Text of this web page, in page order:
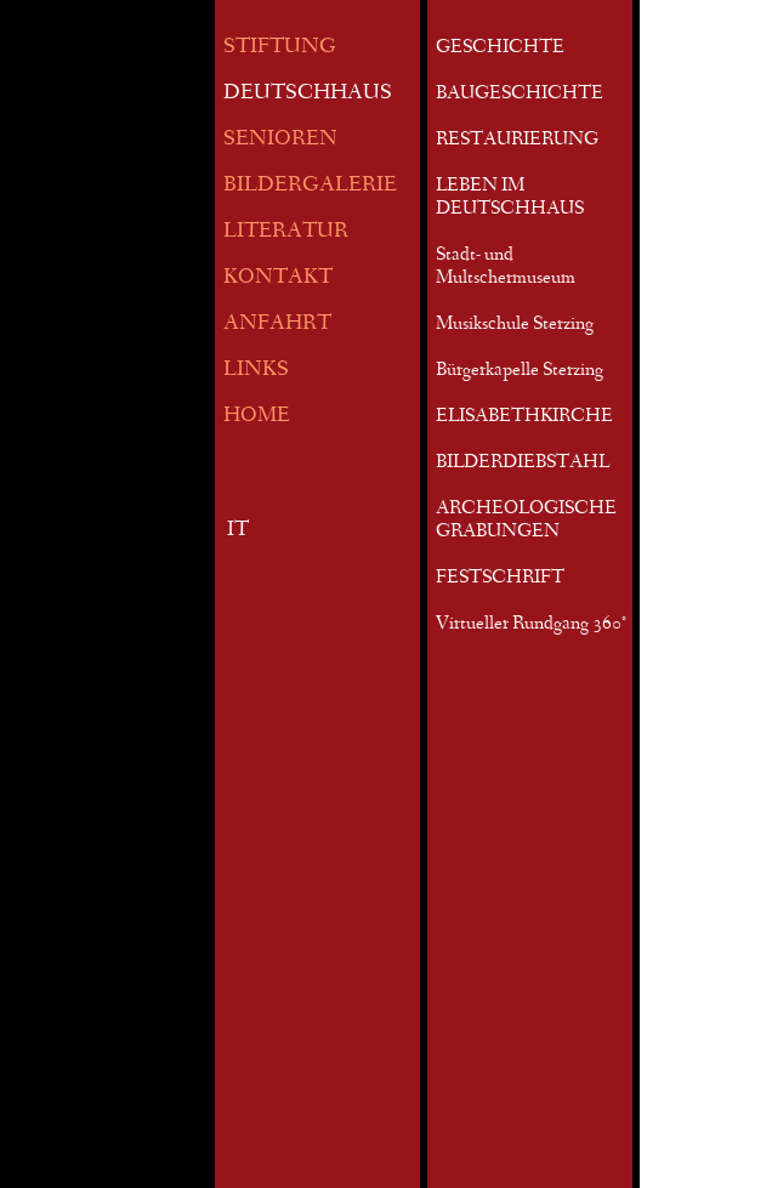
STIFTUNG
DEUTSCHHAUS
SENIOREN
BILDERGALERIE
LITERATUR
KONTAKT
ANFAHRT
LINKS
HOME
IT
GESCHICHTE
BAUGESCHICHTE
RESTAURIERUNG
LEBEN IM
DEUTSCHHAUS
Stadt- und
Multschermuseum
Musikschule Sterzing
Bürgerkapelle Sterzing
ELISABETHKIRCHE
BILDERDIEBSTAHL
ARCHEOLOGISCHE
GRABUNGEN
FESTSCHRIFT
Virtueller Rundgang 360°